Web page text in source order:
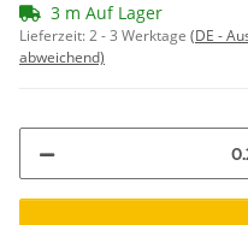
3 m Auf Lager
Lieferzeit:2 - 3 Werktage (DE -
abweichend)